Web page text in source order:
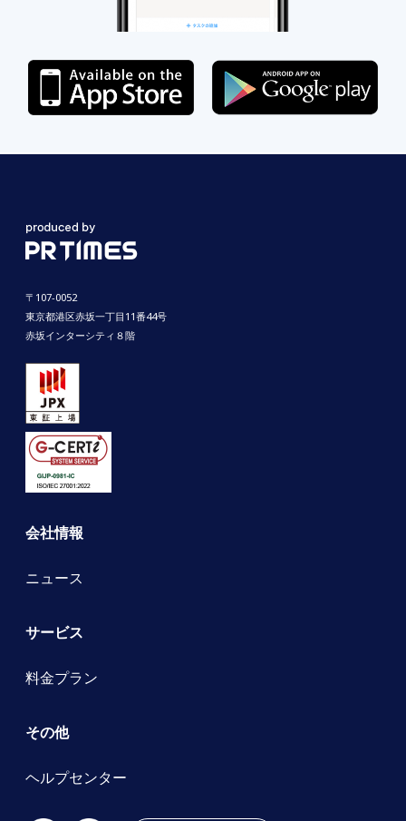
〒107-0052
東京都港区赤坂一丁目11番44号
赤坂インターシティ８階
会社情報
ニュース
サービス
料金プラン
その他
ヘルプセンター